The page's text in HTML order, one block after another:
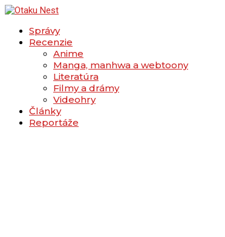
Správy
Recenzie
Anime
Manga, manhwa a webtoony
Literatúra
Filmy a drámy
Videohry
Články
Reportáže